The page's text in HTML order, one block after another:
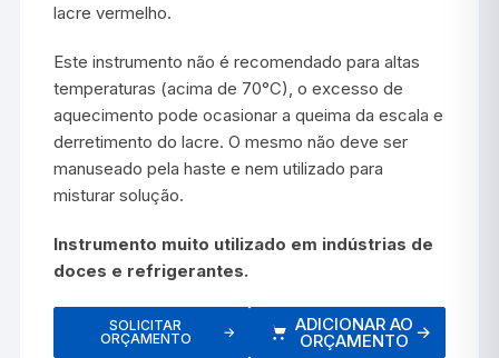
lacre vermelho.
Este instrumento não é recomendado para altas
temperaturas (acima de 70°C), o excesso de
aquecimento pode ocasionar a queima da escala e
derretimento do lacre. O mesmo não deve ser
manuseado pela haste e nem utilizado para
misturar solução.
Instrumento muito utilizado em indústrias de
doces e refrigerantes.
SOLICITAR
ORÇAMENTO
→ ADICIONAR AO
ORÇAMENTO →